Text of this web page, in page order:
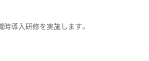
導入研修を実施します。